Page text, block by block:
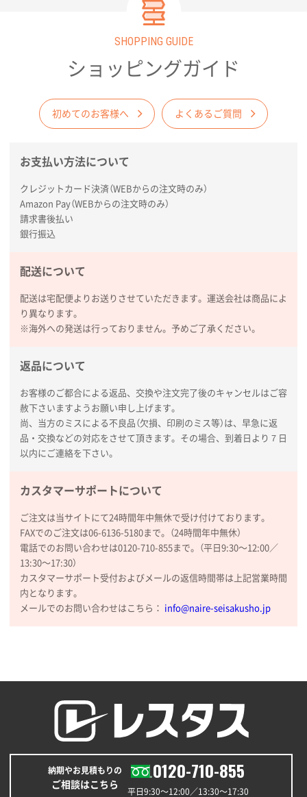
商品がよさそうだったから
コットンバッグM(B4対応)
200枚
2026年01月29日 11:46
商品情報の正確な記載、スムーズなシステム対応
広島県(社様
枚
2026年01月27日 13:12
毎年注文しており、信頼できるから。出来上がりも満
熊本県S社様
ぺんてる ビクーニャフィール1000枚
2026年01月26日 15:45
印刷範囲が広かったから、取扱商品
新潟県R社様
2026年01月16日 10:53
納期が比較的短く、ロット数が豊富に選べて価格が安
かったため
山口県P社様
③1枚
希望の商品の取り扱いがあったので
大阪府のお客様
厚手コットンマチ付トートL ナチュラル(A4対応)
200枚
2025年12月25日 13:33
以前の注文も含め価格と品質
青森県K社様
ワンポイントポリ袋 A4サイズ1000枚
2025年12月24日 13:22
安い
SHOPPING GUIDE
ショッピングガイド
初めてのお客様へ よくあるご質問
お支払い方法について
クレジットカード決済（WEBからの注文時のみ）
Amazon Pay（WEBからの注文時のみ）
請求書後払い
銀行振込
配送について
配送は宅配便よりお送りさせていただきます。運送会社は商品によ
り異なります。
※海外への発送は行っておりません。予めご了承ください。
返品について
お客様のご都合による返品、交換や注文完了後のキャンセルはご容
赦下さいますようお願い申し上げます。
尚、当方のミスによる不良品（欠損、印刷のミス等）は、早急に返
品・交換などの対応をさせて頂きます。その場合、到着日より７日
以内にご連絡を下さい。
カスタマーサポートについて
ご注文は当サイトにて24時間年中無休で受け付けております。
FAXでのご注文は06-6136-5180まで。（24時間年中無休）
電話でのお問い合わせは0120-710-855まで。（平日9:30〜12:00／
13:30〜17:30）
カスタマーサポート受付およびメールの返信時間帯は上記営業時間
内となります。
メールでのお問い合わせはこちら： info@naire-seisakusho.jp
納期やお見積もりの
ご相談はこちら
0120-710-855
平日9:30〜12:00／13:30〜17:30